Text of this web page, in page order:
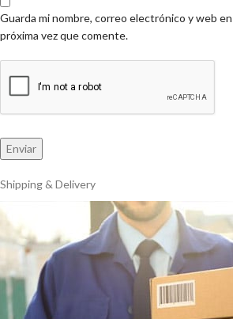
Guarda mi nombre, correo electrónico y web
próxima vez que comente.
Shipping & Delivery